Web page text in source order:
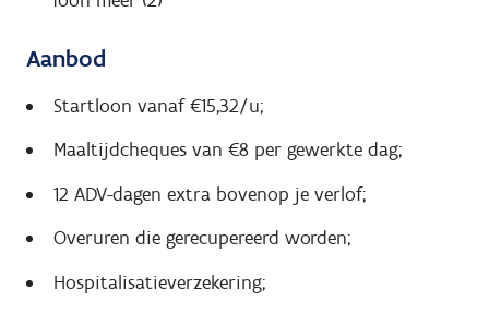
Aanbod
Startloon vanaf €15,32/u;
Maaltijdcheques van €8 per gewerkte dag;
12 ADV-dagen extra bovenop je verlof;
Overuren die gerecupereerd worden;
Hospitalisatieverzekering;